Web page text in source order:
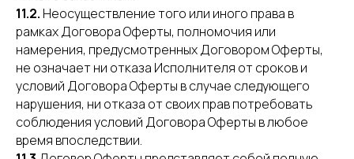
11.2. Неосуществление того или иного права в
рамках Договора Оферты, полномочия или
намерения, предусмотренных Договором Оферты,
не означает ни отказа Исполнителя от сроков и
условий Договора Оферты в случае следующего
нарушения, ни отказа от своих прав потребовать
соблюдения условий Договора Оферты в любое
время впоследствии.